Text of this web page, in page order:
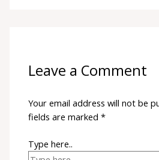
Leave a Comment
Your email address will not be
fields are marked*
Type here..